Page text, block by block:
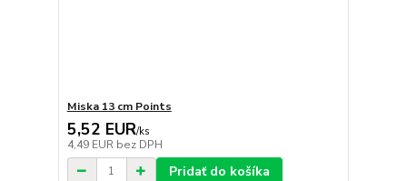
Miska 13 cm Points
5,52 EUR/ks
4,49 EUR bez DPH
Pridať do košíka